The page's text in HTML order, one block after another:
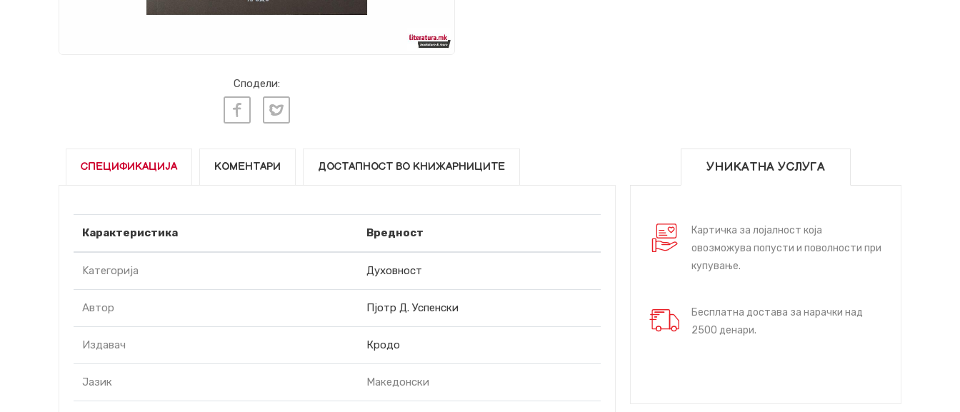
Сподели:
СПЕЦИФИКАЦИЈА КОМЕНТАРИ ДОСТАПНОСТ ВО КНИЖАРНИЦИТЕ
Карактеристика Вредност
Kатегорија Духовност
Автор Пјотр Д. Успенски
Издавач Кродо
Јазик Македонски
УНИКАТНА УСЛУГА
Картичка за лојалност која
овозможува попусти и поволности при
купување.
Бесплатна достава за нарачки над
2500 денари.